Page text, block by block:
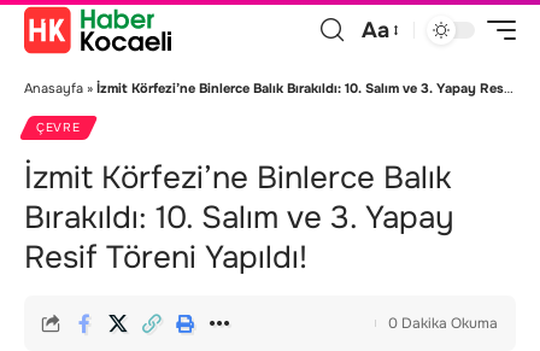
Aa
Anasayfa » İzmit Körfezi’ne Binlerce Balık Bırakıldı: 10. Salım ve 3. Yapay Resif Töreni Yapıldı!
ÇEVRE
İzmit Körfezi’ne Binlerce Balık
Bırakıldı: 10. Salım ve 3. Yapay
Resif Töreni Yapıldı!
0 Dakika Okuma